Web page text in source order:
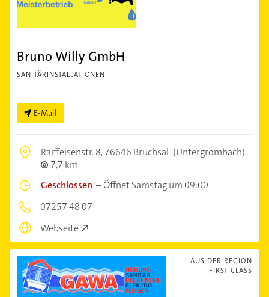
Bruno Willy GmbH
SANITÄRINSTALLATIONEN
E-Mail
Raiffeisenstr. 8,76646 Bruchsal (Untergrombach)
7,7 km
Geschlossen –Öffnet Samstag um 09:00
07257 48 07
Webseite
AUS DER REGION
FIRST CLASS